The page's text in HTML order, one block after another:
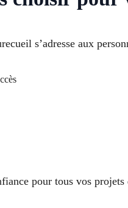
s’adresse aux
pour tous vos projets